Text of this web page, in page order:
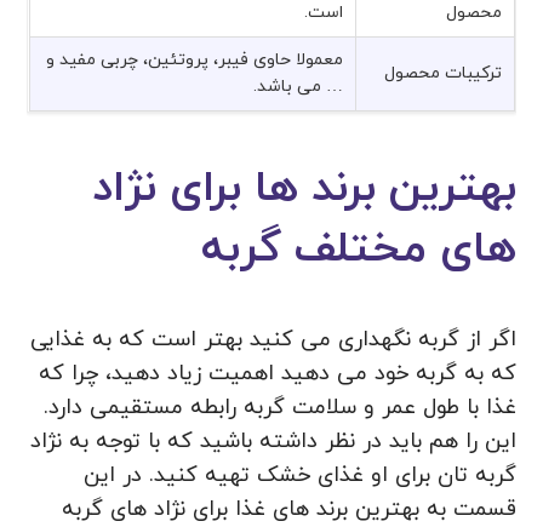
محصول
است.
ترکیبات محصول
معمولا حاوی فیبر، پروتئین، چربی مفید و
… می باشد.
بهترین برند ها برای نژاد
های مختلف گربه
اگر از گربه نگهداری می کنید بهتر است که به غذایی
که به گربه خود می دهید اهمیت زیاد دهید، چرا که
غذا با طول عمر و سلامت گربه رابطه مستقیمی دارد.
این را هم باید در نظر داشته باشید که با توجه به نژاد
گربه تان برای او غذای خشک تهیه کنید. در این
قسمت به بهترین برند های غذا برای نژاد های گربه